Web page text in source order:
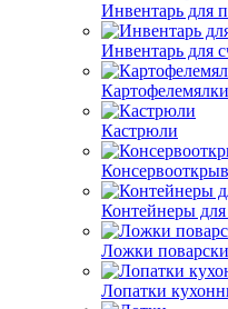
Инвентарь для
Инвентарь для
Картофелемялки
Кастрюли
Контейнеры
Ложки
Лопатки